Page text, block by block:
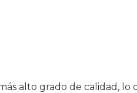
alto grado de calidad,